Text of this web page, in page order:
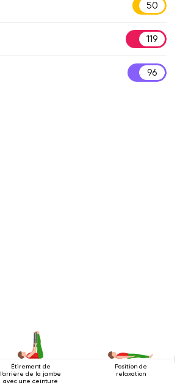
50
119
96
Étirement de
l'arrière de la jambe
avec une ceinture
Position de
relaxation